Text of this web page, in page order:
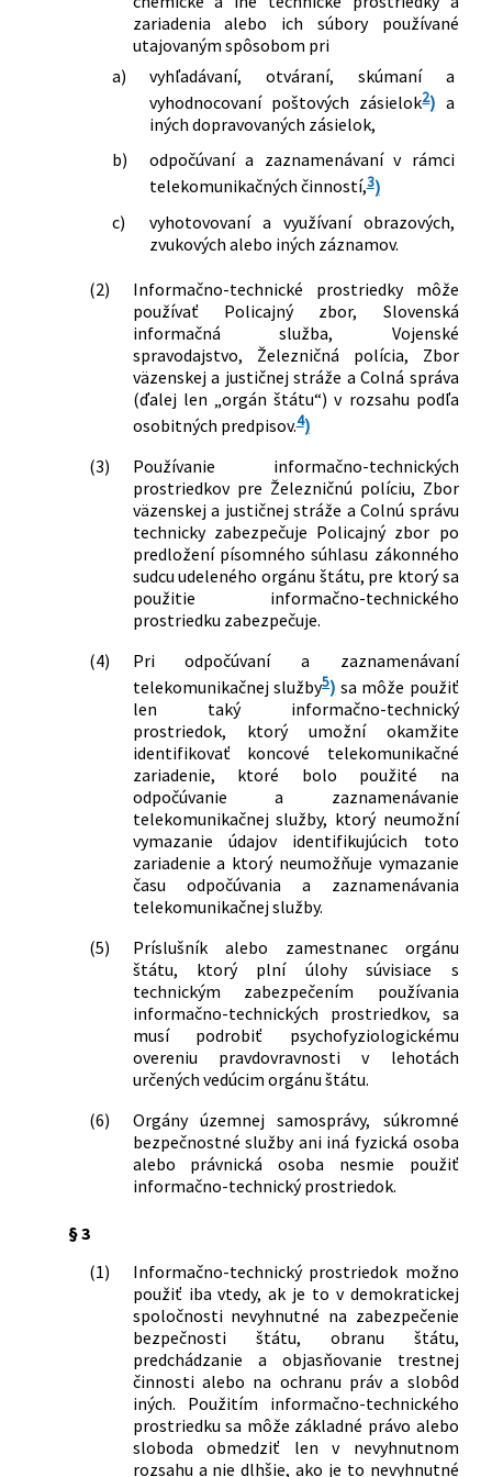
doplnení niektorých zákonov v znení
neskorších predpisov, nesúladu § 5 ods.
2, slovného spojenia „Špeciálneho
súdu“ v § 8 ods. 1 písm. a) a b), § 9, celej
piatej hlavy druhej časti, ako aj
slovného spojenia „Špeciálnom súde“ v
§ 45 ods. 1 a § 51 ods. 5, slovného
spojenia „a Špeciálneho súdu“ v § 59,
Špeciálneho súdu“ v § 67 ods. 1 písm. c),
slovného spojenia „a Špeciálneho
súdu“ v § 71 ods. 1 písm. c) prvom bode,
slovného spojenia „Špeciálny súd“ v §
73 ods. 4, nesúladu § 74 ods. 6, slovného
spojenia „riaditeľ správy Špeciálneho
súdu vykonáva správu Špeciálneho
súdu“ v § 78 ods. 2, nesúladu § 84 ods. 5,
slovného spojenia „predsedovi
slovného spojenia „Špeciálny súd“ v §
92 ods. 1 zákona č. 757/2004 Z. z. o
súdoch a o zmene a doplnení
niektorých zákonov v znení neskorších
predpisov, nesúladu slovného spojenia
„Špeciálny súd“ v § 10 ods. 4, slovného
spojenia „a Špeciálny súd“ v § 10 ods. 5,
19 ods. 1 druhej vety, § 21 ods. 2 písm.
b), § 22 ods. 2, § 23 ods. 2, § 24 ods. 3,
nesúladu slovného spojenia „a
Špeciálny súd, ak ide o veci patriace do
jeho pôsobnosti“ v § 24 ods. 4,
slovného spojenia „Špeciálny súd“ za
slovami „Najvyšší súd,“ a slovného
spojenia „a Špeciálny súd“ v časti vety
za bodkočiarkou v § 56 ods. 2, nesúladu
§ 196 ods. 1 druhej vety, § 315 druhej
vety, § 477 písm. d) slov za
Trestný poriadok v znení neskorších
predpisov, nesúladu § 4 ods. 3 zákona
Národnej rady Slovenskej republiky č.
171/1993 Z.
291/2009 Z. z.
Zákon o Špecializovanom trestnom
súde a o zmene a doplnení niektorých
547/2010 Z. z.
Zákon o začlenení Železničnej polície
do Policajného zboru a o zmene a
doplnení niektorých zákonov
404/2015 Z. z.
Zákon, ktorým sa mení a dopĺňa zákon
informačno-technických prostriedkov
a o zmene a doplnení niektorých
zákonov (zákon o ochrane pred
odpočúvaním) v znení neskorších
predpisov
zariadenia alebo ich súbory používané
utajovaným spôsobom pri
a)
vyhľadávaní, otváraní, skúmaní a
vyhodnocovaní poštových zásielok2) a
iných dopravovaných zásielok,
b)
odpočúvaní a zaznamenávaní v rámci
telekomunikačných činností,3)
c)
vyhotovovaní a využívaní obrazových,
zvukových alebo iných záznamov.
(2)
Informačno-technické prostriedky môže
používať Policajný zbor, Slovenská
informačná služba, Vojenské
spravodajstvo, Železničná polícia, Zbor
väzenskej a justičnej stráže a Colná správa
(ďalej len „orgán štátu“) v rozsahu podľa
osobitných predpisov.4)
(3)
Používanie informačno-technických
prostriedkov pre Železničnú políciu, Zbor
väzenskej a justičnej stráže a Colnú správu
technicky zabezpečuje Policajný zbor po
predložení písomného súhlasu zákonného
sudcu udeleného orgánu štátu, pre ktorý sa
použitie informačno-technického
prostriedku zabezpečuje.
(4)
Pri odpočúvaní a zaznamenávaní
telekomunikačnej služby5) sa môže použiť
len taký informačno-technický
prostriedok, ktorý umožní okamžite
identifikovať koncové telekomunikačné
zariadenie, ktoré bolo použité na
odpočúvanie a zaznamenávanie
telekomunikačnej služby, ktorý neumožní
vymazanie údajov identifikujúcich toto
zariadenie a ktorý neumožňuje vymazanie
času odpočúvania a zaznamenávania
telekomunikačnej služby.
(5)
Príslušník alebo zamestnanec orgánu
štátu, ktorý plní úlohy súvisiace s
technickým zabezpečením používania
informačno-technických prostriedkov, sa
musí podrobiť psychofyziologickému
overeniu pravdovravnosti v lehotách
určených vedúcim orgánu štátu.
(6)
Orgány územnej samosprávy, súkromné
bezpečnostné služby ani iná fyzická osoba
alebo právnická osoba nesmie použiť
informačno-technický prostriedok.
§ 3
(1)
Informačno-technický prostriedok možno
použiť iba vtedy, ak je to v demokratickej
spoločnosti nevyhnutné na zabezpečenie
bezpečnosti štátu, obranu štátu,
predchádzanie a objasňovanie trestnej
činnosti alebo na ochranu práv a slobôd
iných. Použitím informačno-technického
prostriedku sa môže základné právo alebo
sloboda obmedziť len v nevyhnutnom
rozsahu a nie dlhšie, ako je to nevyhnutné